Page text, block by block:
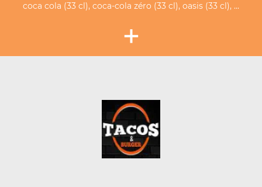
coca cola (33 cl), coca-cola zéro (33 cl), oasis (33 cl), ...
+